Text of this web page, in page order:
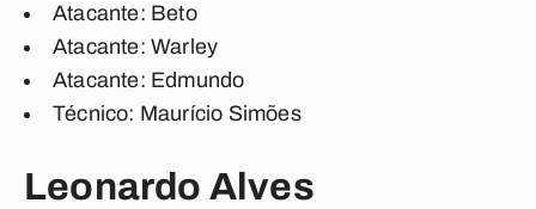
Atacante: Beto
Atacante: Warley
Atacante: Edmundo
Técnico: Maurício Simões
Leonardo Alves